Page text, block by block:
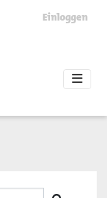
Einloggen